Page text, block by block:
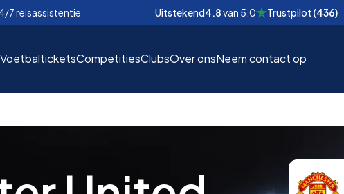
7 reisassistentie Uitstekend4.8van 5.0 Trustpilot (436)
VoetbalticketsCompetitiesClubsOver onsNeem contact op